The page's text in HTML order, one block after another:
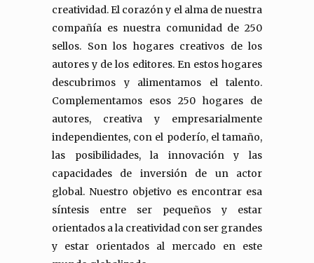
creatividad. El corazón y el alma de nuestra
compañía es nuestra comunidad de 250
sellos. Son los hogares creativos de los
autores y de los editores. En estos hogares
descubrimos y alimentamos el talento.
Complementamos esos 250 hogares de
autores, creativa y empresarialmente
independientes, con el poderío, el tamaño,
las posibilidades, la innovación y las
capacidades de inversión de un actor
global. Nuestro objetivo es encontrar esa
síntesis entre ser pequeños y estar
orientados a la creatividad con ser grandes
y estar orientados al mercado en este